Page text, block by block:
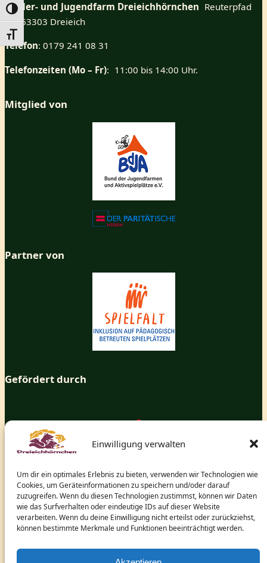
Einwilligung verwalten
Um dir ein optimales Erlebnis zu bieten, verwenden wir Technologien wie
Cookies, um Geräteinformationen zu speichern und/oder darauf
zuzugreifen. Wenn du diesen Technologien zustimmst, können wir Daten
wie das Surfverhalten oder eindeutige IDs auf dieser Website
verarbeiten. Wenn du deine Einwilligung nicht erteilst oder zurückziehst,
können bestimmte Merkmale und Funktionen beeinträchtigt werden.
Umschalten auf hohe Kontraste
Schrift vergrößern
Kinder- und Jugendfarm Dreieichhörnchen Reuterpfad
25 63303 Dreieich
Telefon: 0179 241 08 31
Telefonzeiten (Mo – Fr): 11:00 bis 14:00 Uhr.
Mitglied von
Partner von
Gefördert durch
Jugend und Soziales.